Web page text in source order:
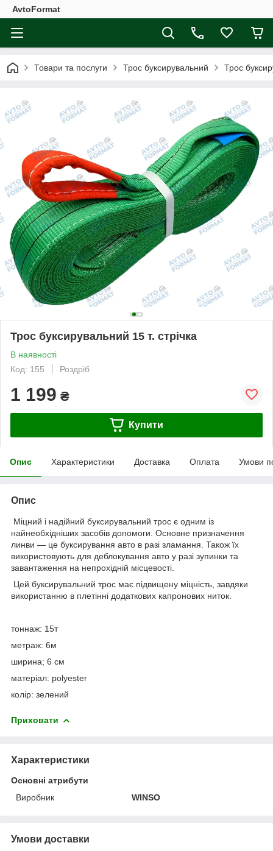
AvtoFormat
Товари та послуги Трос буксирувальний Трос
Трос буксирувальний 15 т. стрічка
В наявності
Код: 155
Роздріб
1 199 ₴
Купити
Опис Характеристики Доставка Оплата Умови
Опис
Міцний і надійний буксирувальний трос є одним із
найнеобхідніших засобів допомоги. Основне призначення
линви — це буксирування авто в разі зламання. Також їх
використовують для деблокування авто у разі зупинки та
завантаження на непрохідній місцевості.
Цей буксирувальний трос має підвищену міцність, завдяки
використанню в плетінні додаткових капронових ниток.
тоннаж: 15т
метраж: 6м
ширина; 6 см
матеріал: polyester
колір: зелений
Приховати
Характеристики
Основні атрибути
Виробник
WINSO
Умови доставки